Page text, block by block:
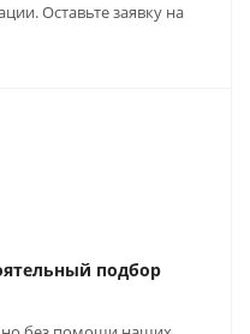
Оставьте заявку на
подбор